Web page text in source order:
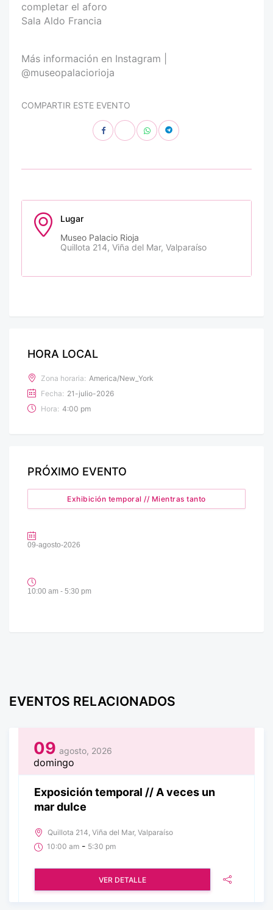
completar el aforo
Sala Aldo Francia
Más información en Instagram |
@museopalaciorioja
COMPARTIR ESTE EVENTO
Lugar
Museo Palacio Rioja
Quillota 214, Viña del Mar, Valparaíso
HORA LOCAL
Zona horaria: America/New_York
Fecha: 21-julio-2026
Hora: 4:00 pm
PRÓXIMO EVENTO
Exhibición temporal // Mientras tanto
09-agosto-2026
10:00 am - 5:30 pm
EVENTOS RELACIONADOS
09 agosto, 2026
domingo
Exposición temporal // A veces un
mar dulce
Quillota 214, Viña del Mar, Valparaíso
10:00 am - 5:30 pm
VER DETALLE